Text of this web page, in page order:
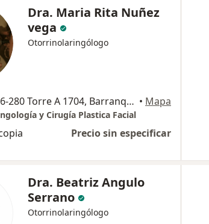
Dra. Maria Rita Nuñez
vega
Otorrinolaringólogo
cra 53 # 106-280 Torre A 1704, Barranquilla • Mapa
y Cirugía Plastica Facial
Precio sin especificar
Dra. Beatriz Angulo
Serrano
Otorrinolaringólogo